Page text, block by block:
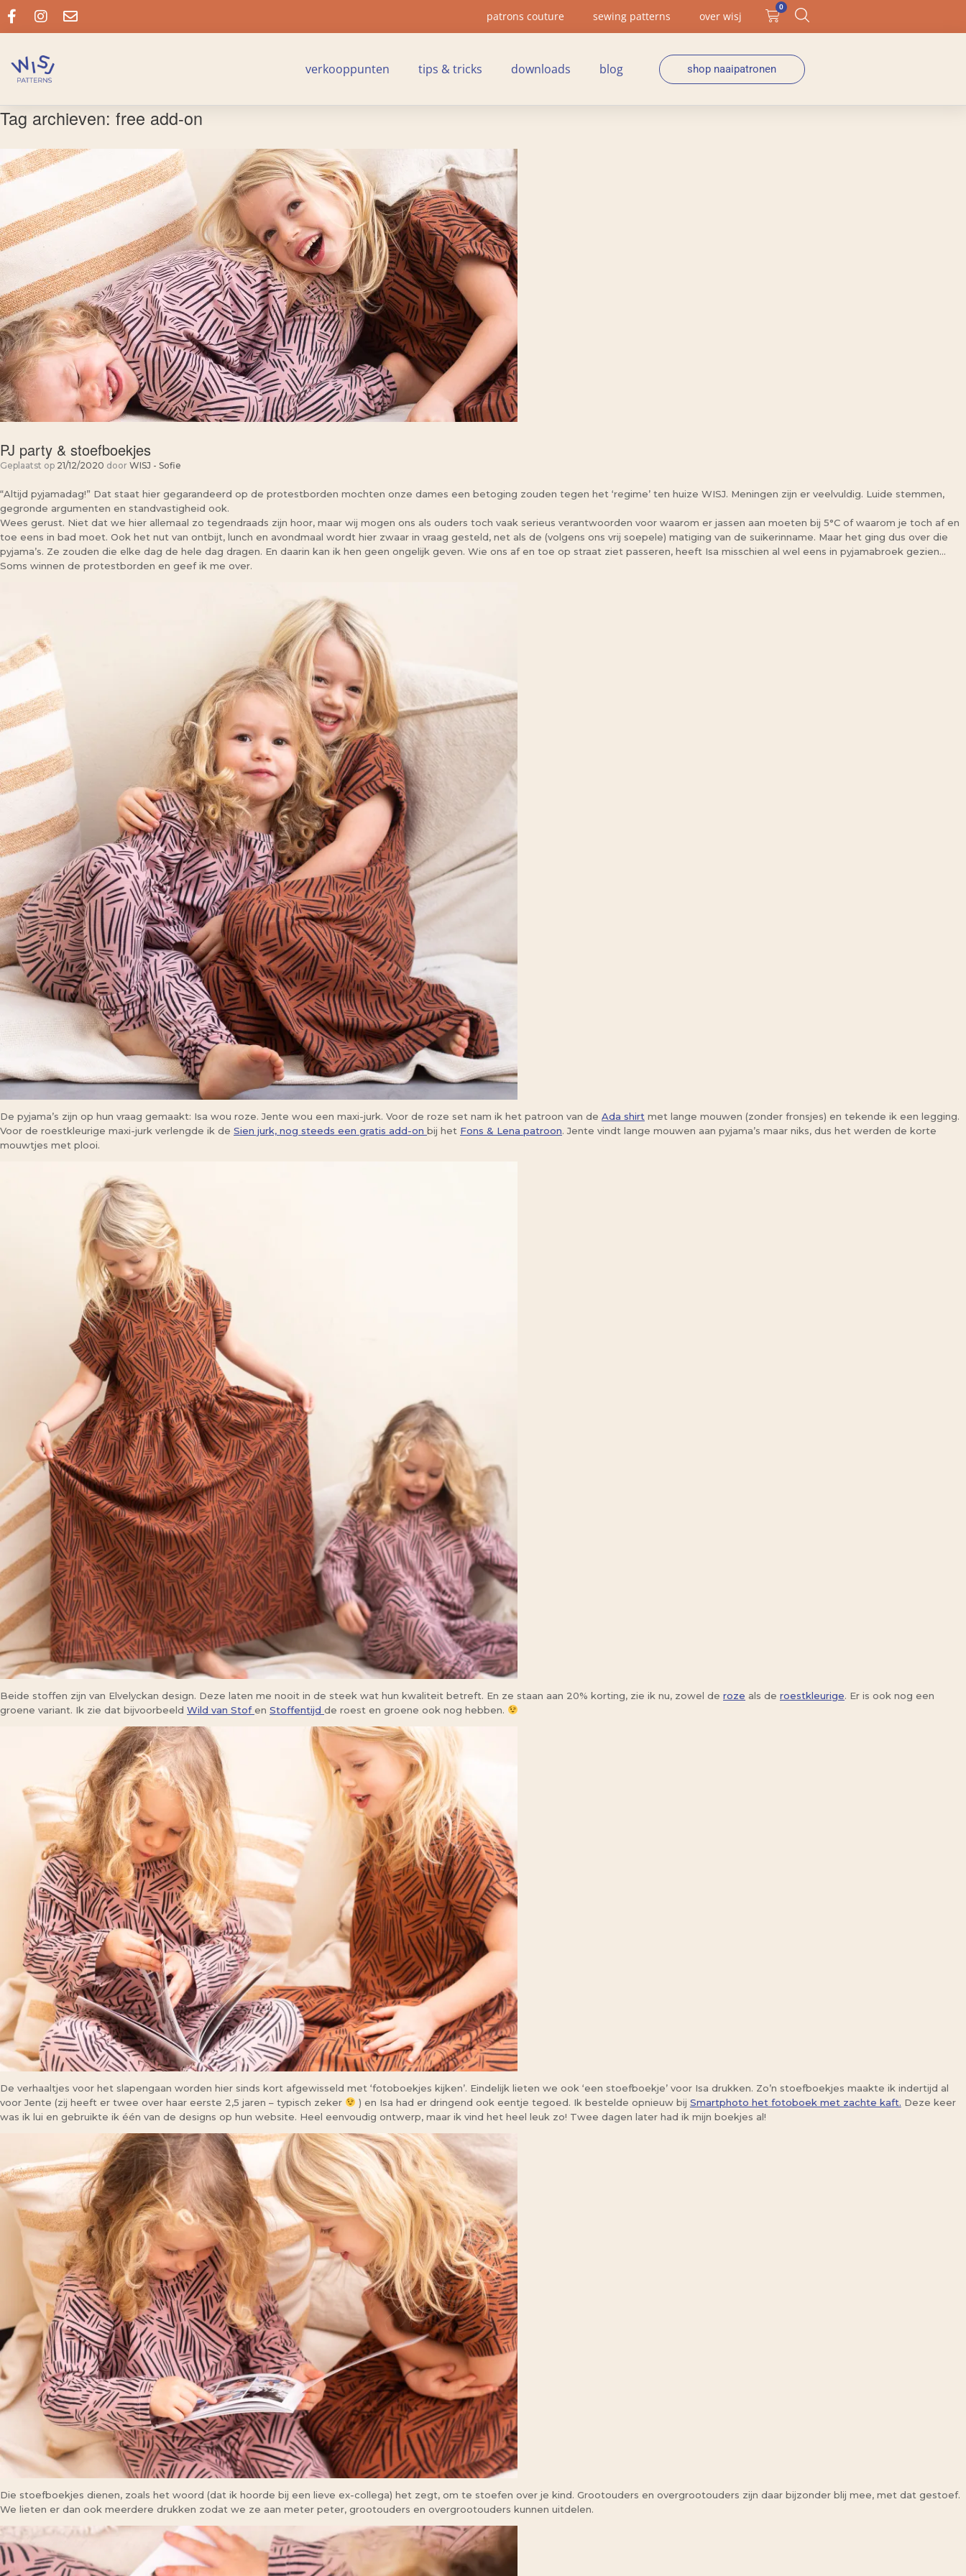
patrons couture sewing patterns over wisj
0
verkooppunten tips & tricks downloads blog shop naaipatronen
Tag archieven: free add-on
PJ party & stoefboekjes
Geplaatst op 21/12/2020 door WISJ - Sofie
“Altijd pyjamadag!” Dat staat hier gegarandeerd op de protestborden mochten onze dames een betoging zouden tegen het ‘regime’ ten huize WISJ. Meningen zijn er veelvuldig. Luide stemmen,
gegronde argumenten en standvastigheid ook.
Wees gerust. Niet dat we hier allemaal zo tegendraads zijn hoor, maar wij mogen ons als ouders toch vaak serieus verantwoorden voor waarom er jassen aan moeten bij 5°C of waarom je toch af en
toe eens in bad moet. Ook het nut van ontbijt, lunch en avondmaal wordt hier zwaar in vraag gesteld, net als de (volgens ons vrij soepele) matiging van de suikerinname. Maar het ging dus over die
pyjama’s. Ze zouden die elke dag de hele dag dragen. En daarin kan ik hen geen ongelijk geven. Wie ons af en toe op straat ziet passeren, heeft Isa misschien al wel eens in pyjamabroek gezien…
Soms winnen de protestborden en geef ik me over.
De pyjama’s zijn op hun vraag gemaakt: Isa wou roze. Jente wou een maxi-jurk. Voor de roze set nam ik het patroon van de Ada shirt met lange mouwen (zonder fronsjes) en tekende ik een legging.
Voor de roestkleurige maxi-jurk verlengde ik de Sien jurk, nog steeds een gratis add-on bij het Fons & Lena patroon. Jente vindt lange mouwen aan pyjama’s maar niks, dus het werden de korte
mouwtjes met plooi.
Beide stoffen zijn van Elvelyckan design. Deze laten me nooit in de steek wat hun kwaliteit betreft. En ze staan aan 20% korting, zie ik nu, zowel de roze als de roestkleurige. Er is ook nog een
groene variant. Ik zie dat bijvoorbeeld Wild van Stofen Stoffentijd de roest en groene ook nog hebben.
De verhaaltjes voor het slapengaan worden hier sinds kort afgewisseld met ‘fotoboekjes kijken’. Eindelijk lieten we ook ‘een stoefboekje’ voor Isa drukken. Zo’n stoefboekjes maakte ik indertijd al
voor Jente (zij heeft er twee over haar eerste 2,5 jaren – typisch zeker
) en Isa had er dringend ook eentje tegoed. Ik bestelde opnieuw bij Smartphoto het fotoboek met zachte kaft. Deze keer
was ik lui en gebruikte ik één van de designs op hun website. Heel eenvoudig ontwerp, maar ik vind het heel leuk zo! Twee dagen later had ik mijn boekjes al!
Die stoefboekjes dienen, zoals het woord (dat ik hoorde bij een lieve ex-collega) het zegt, om te stoefen over je kind. Grootouders en overgrootouders zijn daar bijzonder blij mee, met dat gestoef.
We lieten er dan ook meerdere drukken zodat we ze aan meter peter, grootouders en overgrootouders kunnen uitdelen.